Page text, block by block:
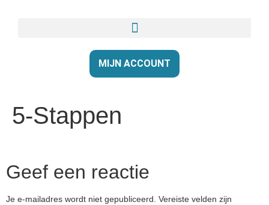
MIJN ACCOUNT
5-Stappen
Geef een reactie
Je e-mailadres wordt niet gepubliceerd. Vereiste velden zijn